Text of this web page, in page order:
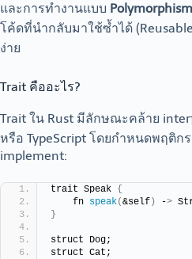
และการทำงานแบบ Polymorphism
โค้ดที่นำกลับมาใช้ซ้ำได้
ง่าย
Trait คืออะไร?
Trait ใน Rust มีลักษณะคล้าย
หรือ TypeScript โดยกำหนดพฤติก
implement:
trait Speak {
    fn
speak(&self) ->
}
struct Dog;
struct Cat;